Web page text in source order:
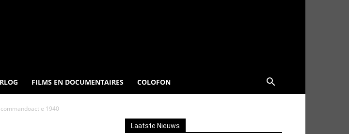
FILMS EN DOCUMENTAIRES COLOFON
1940
Laatste Nieuws